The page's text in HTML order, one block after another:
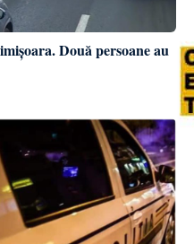
Două persoane au